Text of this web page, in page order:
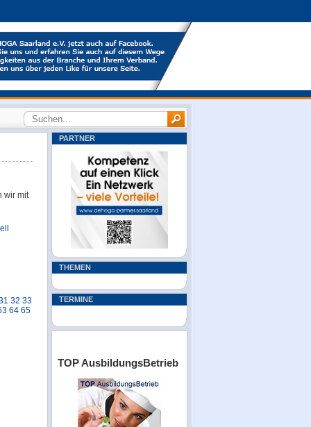
wir mit
32 33
64 65
PARTNER
THEMEN
TERMINE
TOP AusbildungsBetrieb